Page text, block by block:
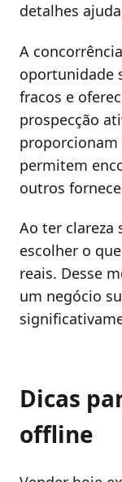
detalhes
A
oportunidade
fracos e
prospecção
proporcionam
permitem
outros
Ao ter clareza
escolher o
reais. Desse
um negócio
Dicas
offline